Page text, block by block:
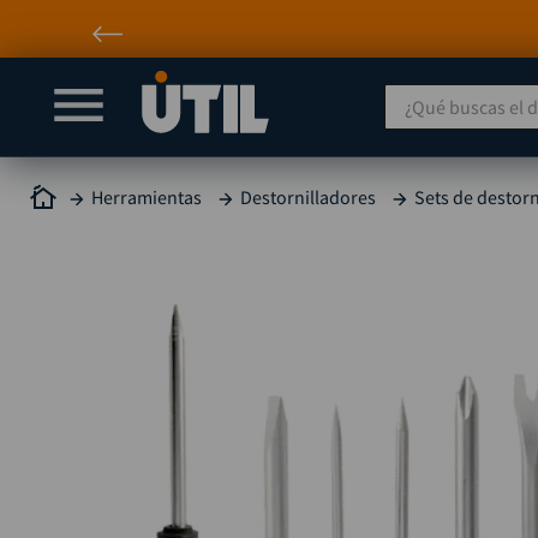
¿Qué buscas el día
Herramientas Destornilladores Sets de